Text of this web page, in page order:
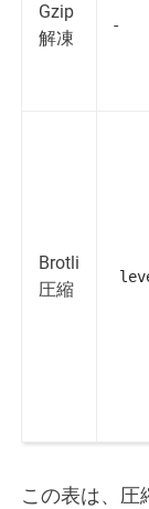
Gzip
解凍
-
Brotli
圧縮
この表は、圧